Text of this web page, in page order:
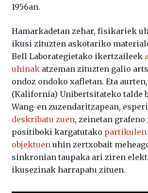
1956an.
Hamarkadetan zehar, fisikariek
ikusi zituzten askotariko
Bell Laborategietako ikertzaileek
uhinak atzeman zituzten galio
ondoz ondoko xafletan. Eta
(Kalifornia) Unibertsitateko talde
Wang-en zuzendaritzapean,
deskribatu zuen, zeinetan grafeno
positiboki kargatutako partikulen
objektuen uhin zertxobait
sinkronian taupaka ari ziren
ikusezinak harrapatu zituen.